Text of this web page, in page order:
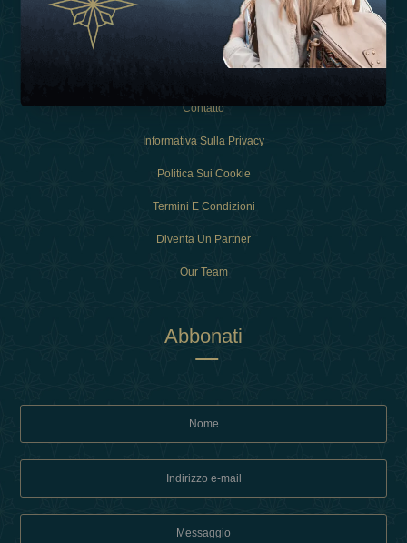
Esperienza
Contatto
Informativa Sulla Privacy
Politica Sui Cookie
Termini E Condizioni
Diventa Un Partner
Our Team
Abbonati